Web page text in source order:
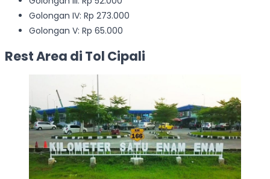
Golongan IV: Rp 273.000
Golongan V: Rp 65.000
Rest Area di Tol Cipali